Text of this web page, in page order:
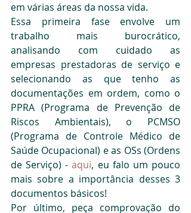
em várias áreas da nossa vida.
Essa primeira fase envolve um
trabalho mais burocrático,
analisando com cuidado as
empresas prestadoras de serviço e
selecionando as que tenho as
documentações em ordem, como o
PPRA (Programa de Prevenção de
Riscos Ambientais), o PCMSO
(Programa de Controle Médico de
Saúde Ocupacional) e as OSs (Ordens
de Serviço) - aqui, eu falo um pouco
mais sobre a importância desses 3
documentos básicos!
Por último, peça comprovação do